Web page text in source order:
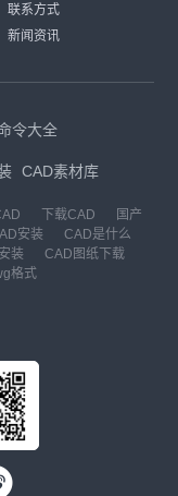
联系方式
新闻资讯
令大全
CAD素材库
下载CAD
国产
安装
CAD是什么
装
CAD图纸下载
格式